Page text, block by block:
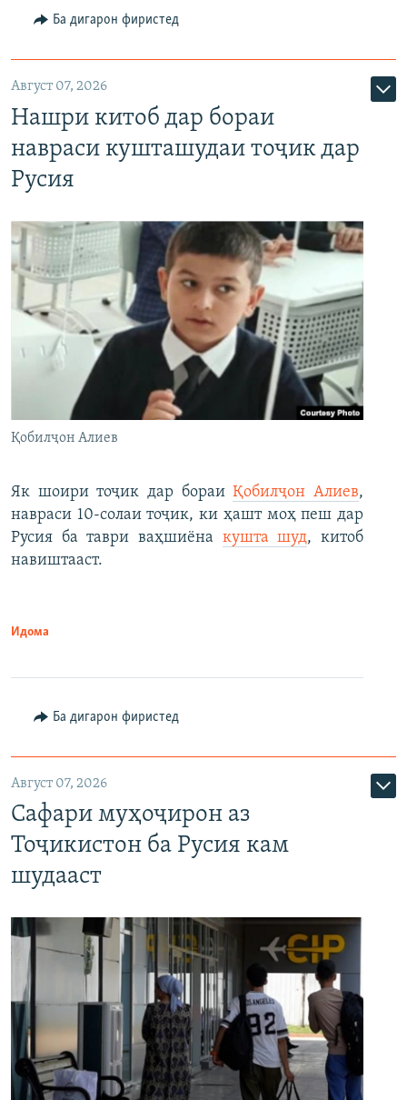
Ба дигарон фиристед
Август 07, 2026
Нашри китоб дар бораи
навраси кушташудаи тоҷик дар
Русия
Қобилҷон Алиев
Як шоири тоҷик дар бораиҚобилҷон Алиев,
навраси 10-солаи тоҷик, ки ҳашт моҳ пеш дар
Русия ба таври ваҳшиёна кушта шуд, китоб
навиштааст.
Идома
Ба дигарон фиристед
Август 07, 2026
Сафари муҳоҷирон аз
Тоҷикистон ба Русия кам
шудааст